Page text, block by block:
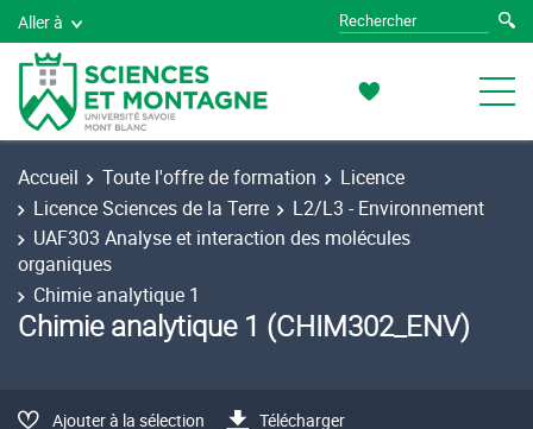
Aller à
Accueil Toute l'offre de formation
Licence
Licence Sciences de la Terre
L2/L3 - Environnement
UAF303 Analyse et interaction des molécules
organiques
Chimie analytique 1
Chimie analytique 1 (CHIM302_ENV)
Ajouter à la sélection Télécharger